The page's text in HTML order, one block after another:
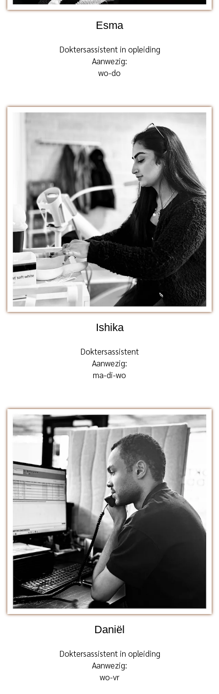
Esma
Doktersassistent in opleiding
Aanwezig:
wo-do
Ishika
Doktersassistent
Aanwezig:
ma-di-wo
Daniël
Doktersassistent in opleiding
Aanwezig:
wo-vr